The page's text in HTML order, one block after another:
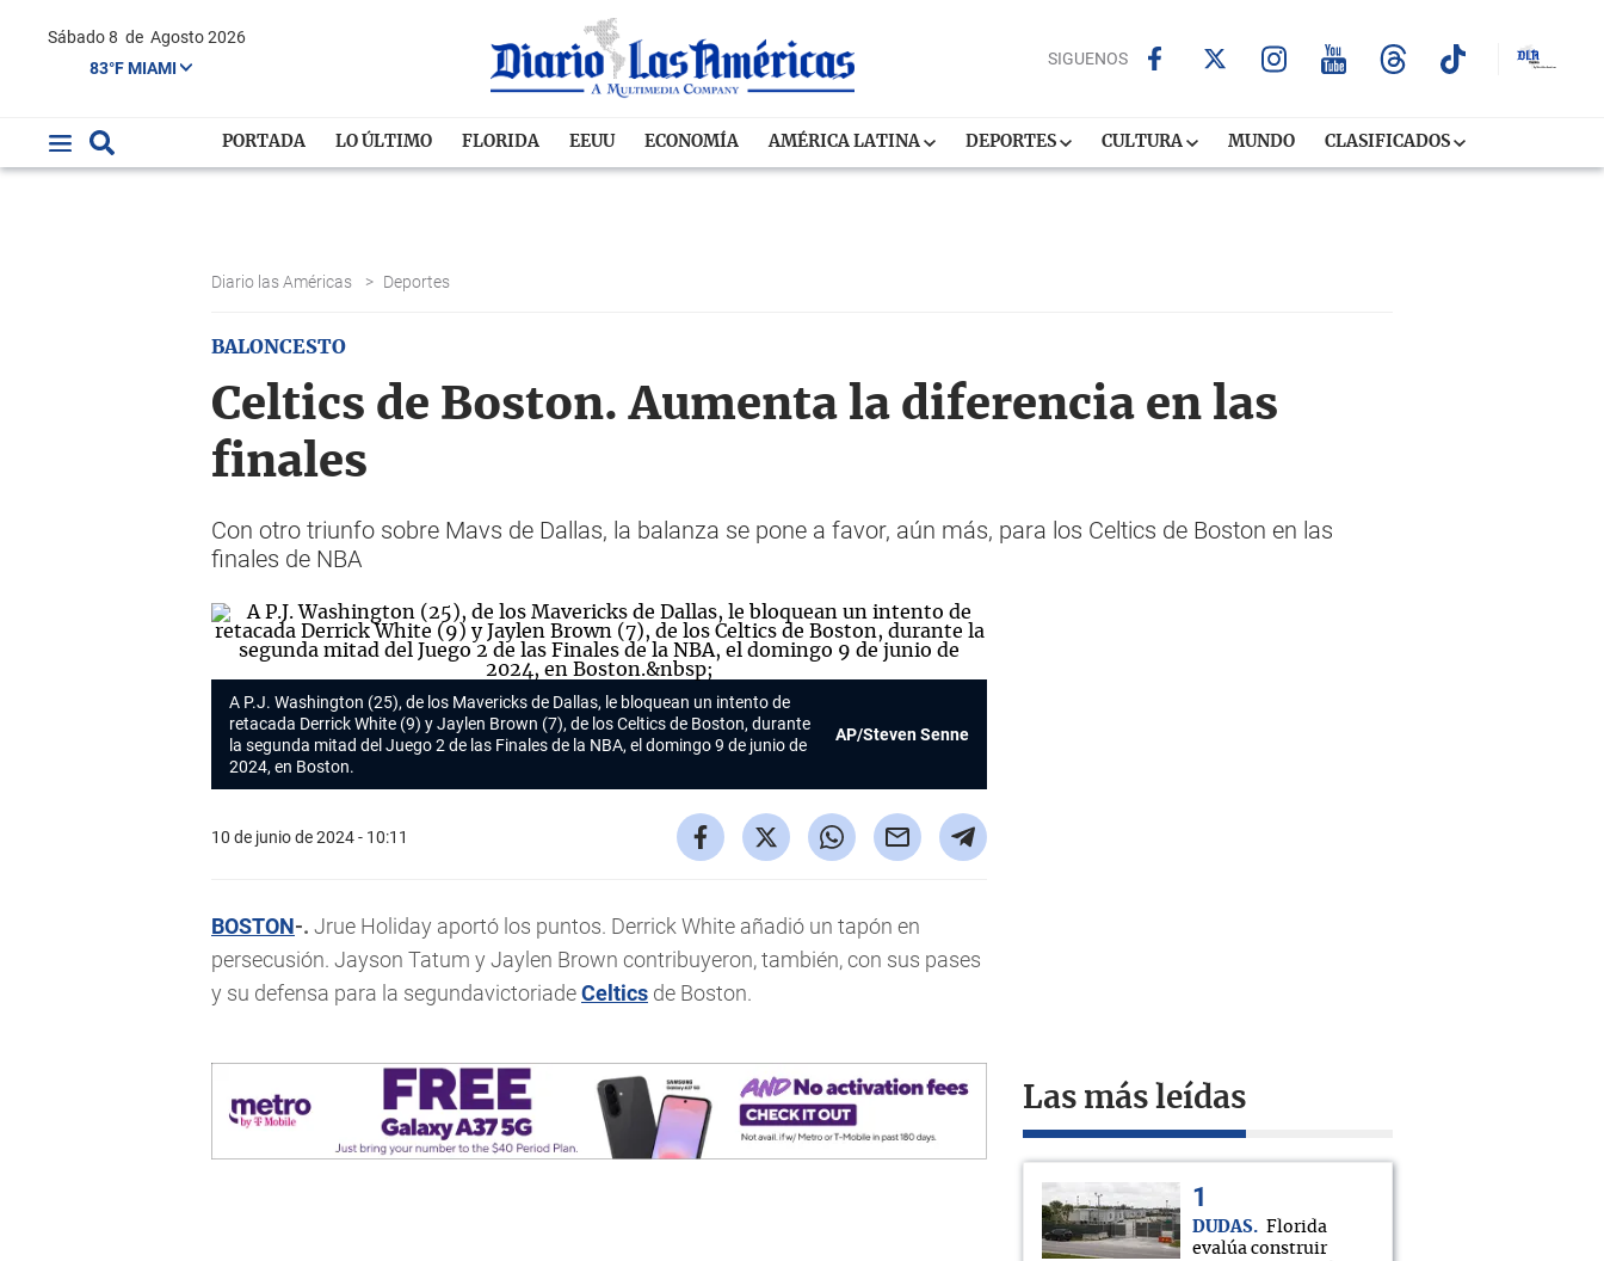
Sábado 8 de Agosto 2026
83°F MIAMI
SIGUENOS
PORTADA LO ÚLTIMO FLORIDA EEUU ECONOMÍA AMÉRICA LATINA DEPORTES CULTURA MUNDO CLASIFICADOS
Diario las Américas > Deportes
BALONCESTO
Celtics de Boston. Aumenta la diferencia en las
finales
Con otro triunfo sobre Mavs de Dallas, la balanza se pone a favor, aún más, para los Celtics de Boston en las
finales de NBA
A P.J. Washington (25), de los Mavericks de Dallas, le bloquean un intento de
retacada Derrick White (9) y Jaylen Brown (7), de los Celtics de Boston, durante
la segunda mitad del Juego 2 de las Finales de la NBA, el domingo 9 de junio de
2024, en Boston.
AP/Steven Senne
10 de junio de 2024 - 10:11
BOSTON-. Jrue Holiday aportó los puntos. Derrick White añadió un tapón en
persecusión. Jayson Tatum y Jaylen Brown contribuyeron, también, con sus pases
y su defensa para la segundavictoriadeCeltics de Boston.
Las más leídas
DUDAS
Florida
evalúa construir